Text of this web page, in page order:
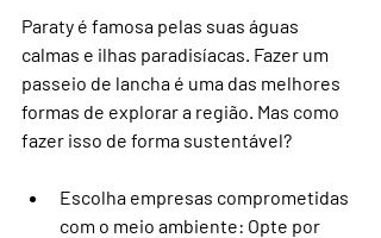
Paraty é famosa pelas suas águas
calmas e ilhas paradisíacas. Fazer um
passeio de lancha é uma das melhores
formas de explorar a região. Mas como
fazer isso de forma sustentável?
Escolha empresas comprometidas
com o meio ambiente: Opte por